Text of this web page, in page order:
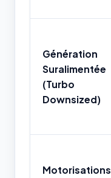
Génération
Suralimentée
(Turbo
Downsized)
Motorisations